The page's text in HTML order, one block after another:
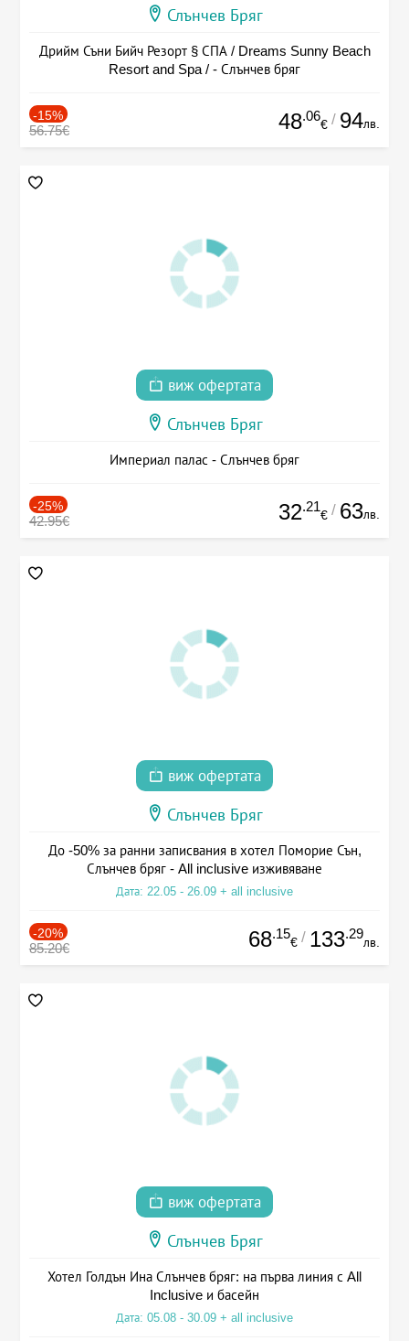
Слънчев Бряг
Дрийм Съни Бийч Резорт § СПА / Dreams Sunny Beach
Resort and Spa / - Слънчев бряг
-15%
56.75€ 48.06
€ / 94лв.
виж офертата
Слънчев Бряг
Империал палас - Слънчев бряг
-25%
42.95€ 32.21
€ / 63лв.
виж офертата
Слънчев Бряг
До -50% за ранни записвания в хотел Поморие Сън,
Слънчев бряг - All inclusive изживяване
Дата: 22.05 - 26.09 + all inclusive
-20%
85.20€ 68.15
€ / 133.29
лв.
виж офертата
Слънчев Бряг
Хотел Голдън Ина Слънчев бряг: на първа линия с All
Inclusive и басейн
Дата: 05.08 - 30.09 + all inclusive